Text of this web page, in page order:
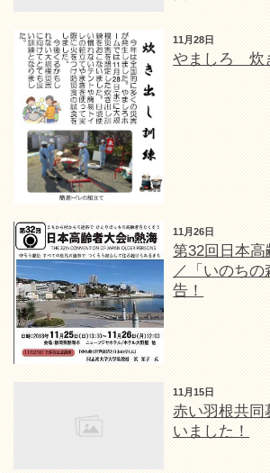
11月28日
やましろ 炊
11月26日
第32回日本
／「いのちの
告！
11月15日
赤い羽根共同
いました！